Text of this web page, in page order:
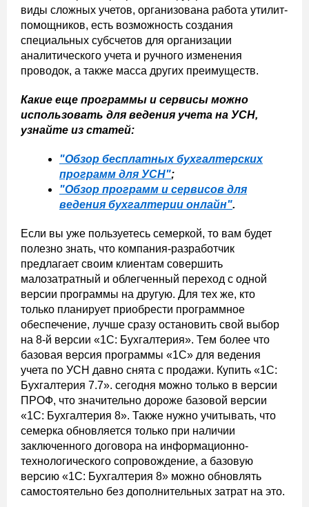
виды сложных учетов, организована работа утилит-
помощников, есть возможность создания
специальных субсчетов для организации
аналитического учета и ручного изменения
проводок, а также масса других преимуществ.
Какие еще программы и сервисы можно
использовать для ведения учета на УСН,
узнайте из статей:
"Обзор бесплатных бухгалтерских
программ для УСН";
"Обзор программ и сервисов для
ведения бухгалтерии онлайн".
Если вы уже пользуетесь семеркой, то вам будет
полезно знать, что компания-разработчик
предлагает своим клиентам совершить
малозатратный и облегченный переход с одной
версии программы на другую. Для тех же, кто
только планирует приобрести программное
обеспечение, лучше сразу остановить свой выбор
на 8-й версии «1С: Бухгалтерия». Тем более что
базовая версия программы «1С» для ведения
учета по УСН давно снята с продажи. Купить «1С:
Бухгалтерия 7.7». сегодня можно только в версии
ПРОФ, что значительно дороже базовой версии
«1С: Бухгалтерия 8». Также нужно учитывать, что
семерка обновляется только при наличии
заключенного договора на информационно-
технологического сопровождение, а базовую
версию «1С: Бухгалтерия 8» можно обновлять
самостоятельно без дополнительных затрат на это.